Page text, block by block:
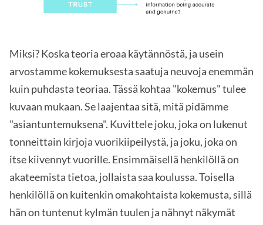
Miksi? Koska teoria eroaa käytännöstä, ja usein
arvostamme kokemuksesta saatuja neuvoja enemmän
kuin puhdasta teoriaa. Tässä kohtaa "kokemus" tulee
kuvaan mukaan. Se laajentaa sitä, mitä pidämme
"asiantuntemuksena". Kuvittele joku, joka on lukenut
tonneittain kirjoja vuorikiipeilystä, ja joku, joka on
itse kiivennyt vuorille. Ensimmäisellä henkilöllä on
akateemista tietoa, jollaista saa koulussa. Toisella
henkilöllä on kuitenkin omakohtaista kokemusta, sillä
hän on tuntenut kylmän tuulen ja nähnyt näkymät